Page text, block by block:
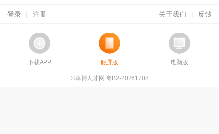
登录 | 注册 关于我们 | 反馈
下载APP 触屏版 电脑版
©卓博人才网 粤B2-20261708